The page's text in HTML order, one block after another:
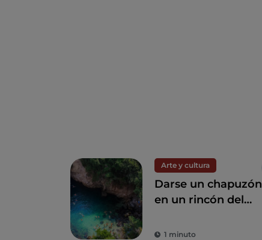
Arte y cultura
Darse un chapuzón
en un rincón del
de la Reina
1 minuto